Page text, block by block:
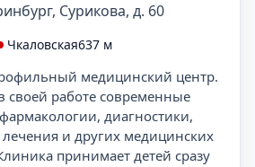
Сурикова, д. 60
Чкаловская637 м
медицинский центр.
своей работе современные
диагностики,
и других медицинских
принимает детей сразу